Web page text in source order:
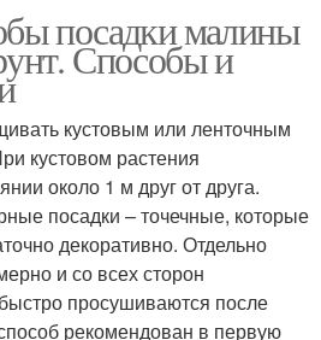
посадки малины
Способы и
кустовым или ленточным
кустовом растения
около 1 м друг от друга.
посадки – точечные, которые
декоративно. Отдельно
и со всех сторон
просушиваются после
рекомендован в первую